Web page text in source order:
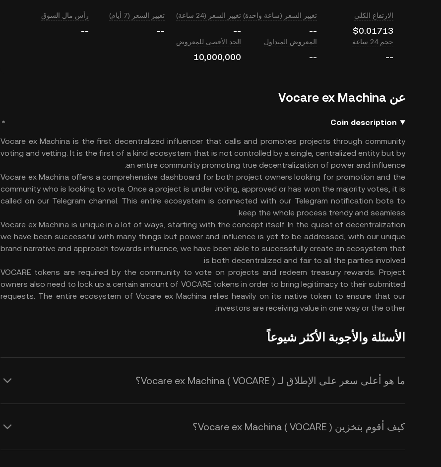
الارتفاع الكلي
$0.01713
تغيير السعر (ساعة واحدة)
--
تغيير السعر (24 ساعة)
--
تغيير السعر (7 أيام)
--
رأس مال السوق
--
حجم 24 ساعة
--
المعروض المتداول
--
الحد الأقصى للمعروض
10,000,000
عن Vocare ex Machina
Coin description
Vocare ex Machina is the first decentralized influencer that calls and promotes projects through community
voting and vetting. It is the first of a kind ecosystem that is not controlled by a single, centralized entity but by
an entire community promoting true decentralization of power and influence.
Vocare ex Machina offers a comprehensive dashboard for both project owners looking for promotion and the
community who is looking to vote. Once a project is under voting, approved or has won the majority votes, it is
called on our Telegram channel. This entire ecosystem is connected with our Telegram notification bots to
keep the whole process trendy and seamless.
Vocare ex Machina is unique in a lot of ways, starting with the concept itself. In the quest of decentralization
we have been successful with many things but power and influence is yet to be addressed, with our unique
brand narrative and approach towards influence, we have been able to successfully create an ecosystem that
is both decentralized and fair to all the parties involved.
VOCARE tokens are required by the community to vote on projects and redeem treasury rewards. Project
owners also need to lock up a certain amount of VOCARE tokens in order to bring legitimacy to their submitted
requests. The entire ecosystem of Vocare ex Machina relies heavily on its native token to ensure that our
investors are receiving value in one way or the other.
الأسئلة والأجوبة الأكثر شيوعاً
ما هو أعلى سعر على الإطلاق لـ Vocare ex Machina ( VOCARE )؟
كيف أقوم بتخزين Vocare ex Machina ( VOCARE )؟